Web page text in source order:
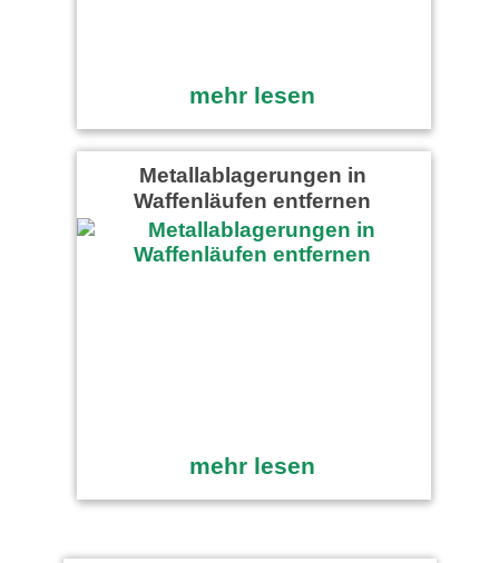
mehr lesen
Metallablagerungen in
Waffenläufen entfernen
mehr lesen